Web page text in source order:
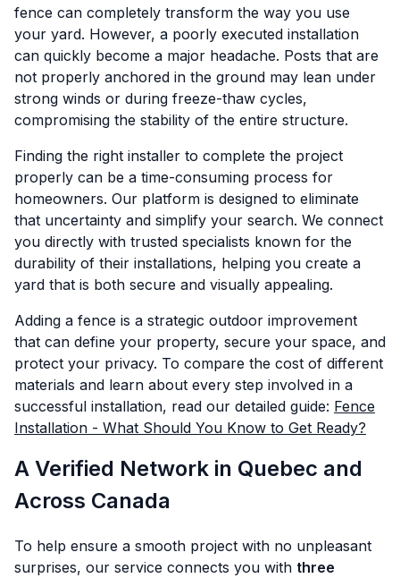
fence can completely transform the way you use
your yard. However, a poorly executed installation
can quickly become a major headache. Posts that are
not properly anchored in the ground may lean under
strong winds or during freeze-thaw cycles,
compromising the stability of the entire structure.
Finding the right installer to complete the project
properly can be a time-consuming process for
homeowners. Our platform is designed to eliminate
that uncertainty and simplify your search. We connect
you directly with trusted specialists known for the
durability of their installations, helping you create a
yard that is both secure and visually appealing.
Adding a fence is a strategic outdoor improvement
that can define your property, secure your space, and
protect your privacy. To compare the cost of different
materials and learn about every step involved in a
successful installation, read our detailed guide: Fence
Installation - What Should You Know to Get Ready?
A Verified Network in Quebec and
Across Canada
To help ensure a smooth project with no unpleasant
surprises, our service connects you with three